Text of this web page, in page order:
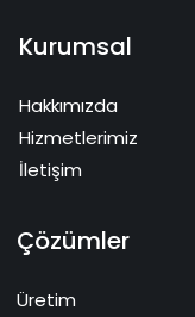
Kurumsal
Hakkımızda
Hizmetlerimiz
İletişim
Çözümler
Üretim